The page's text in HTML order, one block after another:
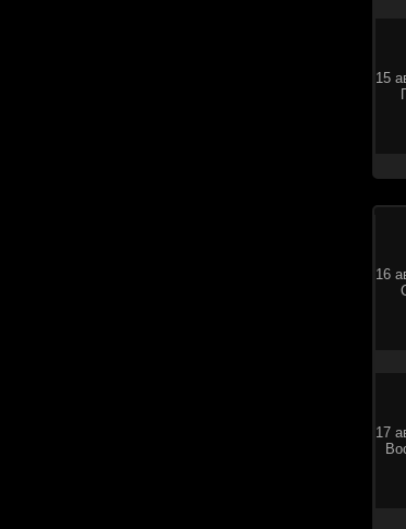
15
16
17